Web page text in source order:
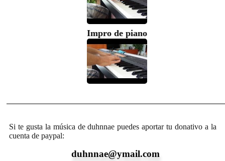
Impro de piano
Si te gusta la música de duhnnae puedes aportar tu donativo a la
cuenta de paypal:
duhnnae@ymail.com